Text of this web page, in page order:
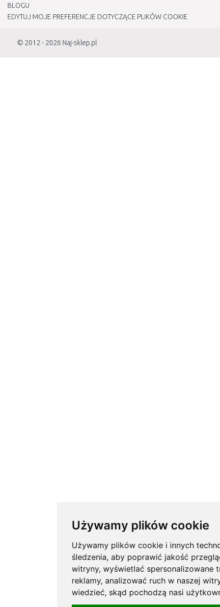
Używamy plików cookie
Używamy plików cookie i innych
śledzenia, aby poprawić jakość
witryny, wyświetlać spersonalizowane
reklamy, analizować ruch w naszej
wiedzieć, skąd pochodzą nasi
BLOGU
EDYTUJ MOJE PREFERENCJE DOTYCZĄCE PLIKÓW COOKIE
© 2012 - 2026 Naj-sklep.pl